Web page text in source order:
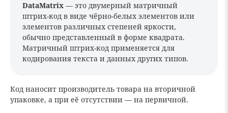
DataMatrix — это двумерный матричный
штрих-код в виде чёрно-белых элементов или
элементов различных степеней яркости,
обычно представленный в форме квадрата.
Матричный штрих-код применяется для
кодирования текста и данных других типов.
Код наносит производитель товара на вторичной
упаковке, а при её отсутствии — на первичной.